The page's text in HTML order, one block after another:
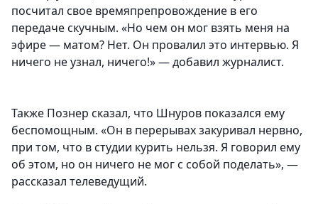
посчитал свое времяпрепровождение в его
передаче скучным. «Но чем он мог взять меня на
эфире — матом? Нет. Он провалил это интервью. Я
ничего не узнал, ничего!» — добавил журналист.
Также Познер сказал, что Шнуров показался ему
беспомощным. «Он в перерывах закуривал нервно,
при том, что в студии курить нельзя. Я говорил ему
об этом, но он ничего не мог с собой поделать», —
рассказал телеведущий.